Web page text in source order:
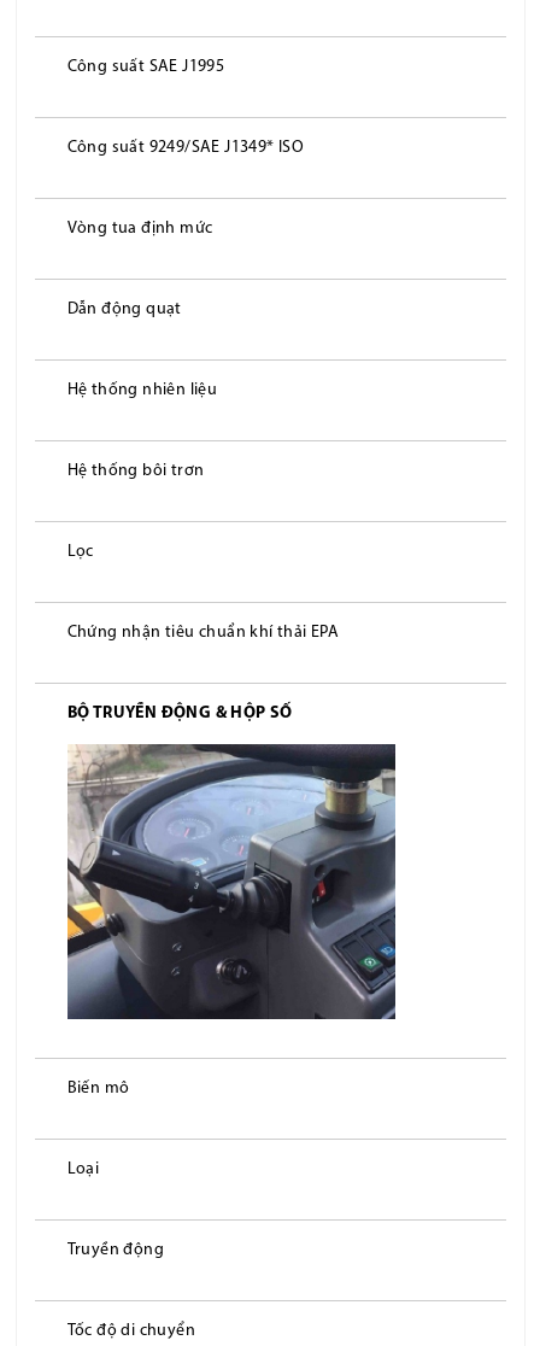
Công suất SAE J1995
Công suất 9249/SAE J1349* ISO
Vòng tua định mức
Dẫn động quạt
Hệ thống nhiên liệu
Hệ thống bôi trơn
Lọc
Chứng nhận tiêu chuẩn khí thải EPA
BỘ TRUYỀN ĐỘNG & HỘP SỐ
Biến mô
Loại
Truyền động
Tốc độ di chuyển